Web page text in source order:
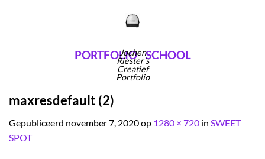
Jochen
Riester's
Creatief
Portfolio
PORTFOLIO SCHOOL
maxresdefault (2)
Gepubliceerd november 7, 2020op 1280 × 720 in SWEET
SPOT